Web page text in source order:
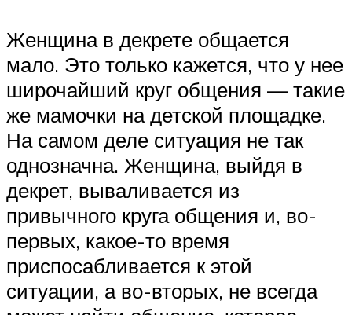
Женщина в декрете общается
мало. Это только кажется, что у нее
широчайший круг общения — такие
же мамочки на детской площадке.
На самом деле ситуация не так
однозначна. Женщина, выйдя в
декрет, вываливается из
привычного круга общения и, во-
первых, какое-то время
приспосабливается к этой
ситуации, а во-вторых, не всегда